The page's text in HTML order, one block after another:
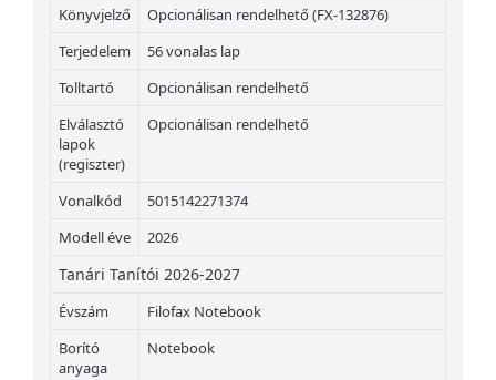
Könyvjelző
Opcionálisan rendelhető (FX-132876)
Terjedelem
56 vonalas lap
Tolltartó
Opcionálisan rendelhető
Elválasztó
lapok
(regiszter)
Opcionálisan rendelhető
Vonalkód
5015142271374
Modell éve
2026
Tanári Tanítói 2026-2027
Évszám
Filofax Notebook
Borító
anyaga
Notebook